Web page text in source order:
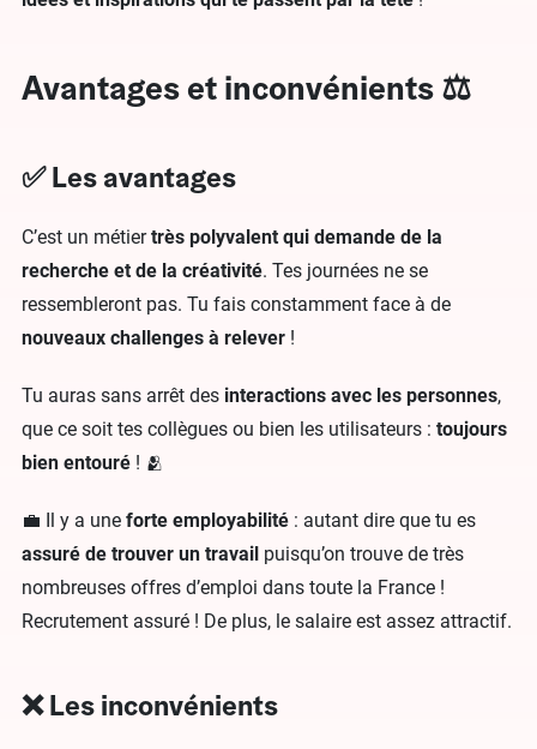
Avantages et inconvénients ⚖️
✅ Les avantages
C’est un métiertrès polyvalent qui demande de la
recherche et de la créativité. Tes journées ne se
ressembleront pas. Tu fais constamment face à de
nouveaux challenges à relever !
Tu auras sans arrêt des interactions avec les personnes,
que ce soit tes collègues ou bien les utilisateurs : toujours
bien entouré ! 🫂
💼 Il y a une forte employabilité : autant dire que tu es
assuré de trouver un travail puisqu’on trouve de très
nombreuses offres d’emploi dans toute la France !
Recrutement assuré ! De plus, le salaire est assez attractif.
❌ Les inconvénients